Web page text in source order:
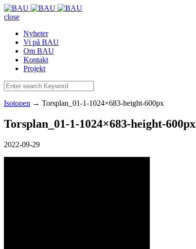
close
Nyheter
Vi på BAU
Om BAU
Kontakt
Projekt
Isotopen → Torsplan_01-1-1024×683-height-600px
Torsplan_01-1-1024×683-height-600px
2022-09-29